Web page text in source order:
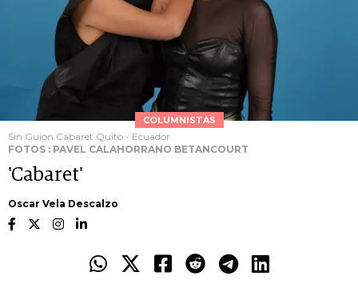
COLUMNISTAS
Sin Guion Cabaret Quito - Ecuador
FOTOS : PAVEL CALAHORRANO BETANCOURT
'Cabaret'
Oscar Vela Descalzo